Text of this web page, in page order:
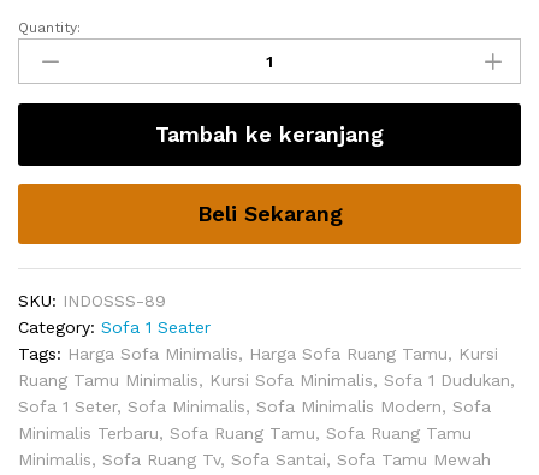
Sofa
Minimalis
Bundar
1
Brunsi
quantity
Quantity:
Tambah ke keranjang
Beli Sekarang
SKU: INDOSSS-89
Category: Sofa 1 Seater
Tags: Harga Sofa Minimalis, Harga Sofa Ruang Tamu, Kursi
Ruang Tamu Minimalis, Kursi Sofa Minimalis, Sofa 1 Dudukan,
Sofa 1 Seter, Sofa Minimalis, Sofa Minimalis Modern, Sofa
Minimalis Terbaru, Sofa Ruang Tamu, Sofa Ruang Tamu
Minimalis, Sofa Ruang Tv, Sofa Santai, Sofa Tamu Mewah